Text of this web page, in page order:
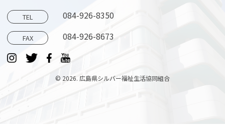
TEL 084-926-8350
FAX 084-926-8673
© 2026. 広島県シルバー福祉生活協同組合